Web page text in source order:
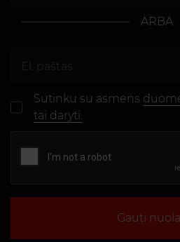
ARBA
Sutinku su asmens
tai daryti.
Gauti